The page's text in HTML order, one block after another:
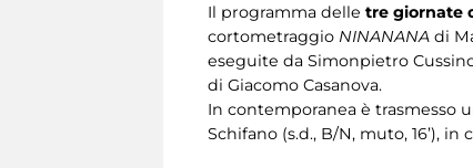
Il programma delle tre giornate
cortometraggio NINANANA di
eseguite da Simonpietro
di Giacomo Casanova.
In contemporanea è trasmesso
Schifano (s.d., B/N, muto, 16’),